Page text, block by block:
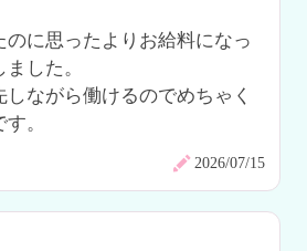
のに思ったよりお給料になっ
した。
ながら働けるのでめちゃく
。
2026/07/15